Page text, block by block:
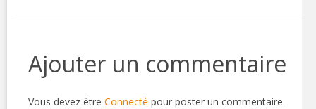
Ajouter un commentaire
Vous devez être Connecté pour poster un commentaire.